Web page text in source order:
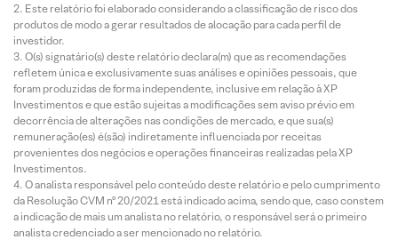
Este relatório foi elaborado considerando a classificação de risco dos
produtos de modo a gerar resultados de alocação para cada perfil de
investidor.
O(s) signatário(s) deste relatório declara(m) que as recomendações
refletem única e exclusivamente suas análises e opiniões pessoais, que
foram produzidas de forma independente, inclusive em relação à XP
Investimentos e que estão sujeitas a modificações sem aviso prévio em
decorrência de alterações nas condições de mercado, e que sua(s)
remuneração(es) é(são) indiretamente influenciada por receitas
provenientes dos negócios e operações financeiras realizadas pela XP
Investimentos.
O analista responsável pelo conteúdo deste relatório e pelo cumprimento
da Resolução CVM nº 20/2021 está indicado acima, sendo que, caso constem
a indicação de mais um analista no relatório, o responsável será o primeiro
analista credenciado a ser mencionado no relatório.